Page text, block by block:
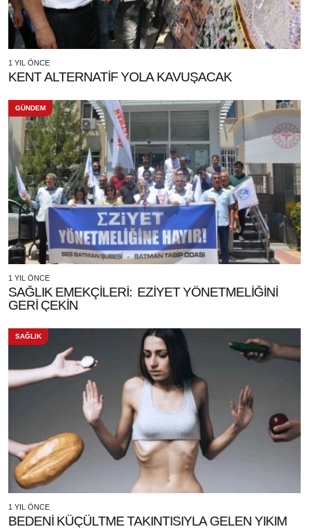
1 YIL ÖNCE
KENT ALTERNATİF YOLA KAVUŞACAK
GÜNDEM
1 YIL ÖNCE
SAĞLIK EMEKÇİLERİ: EZİYET YÖNETMELİĞİNİ
GERİ ÇEKİN
SAĞLIK
1 YIL ÖNCE
BEDENİ KÜÇÜLTME TAKINTISIYLA GELEN YIKIM